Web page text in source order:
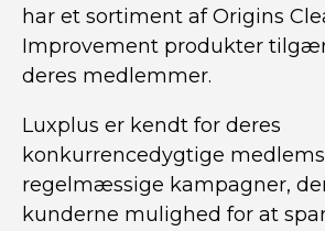
har et sortiment af Origins
Improvement produkter
deres medlemmer.
Luxplus er kendt for deres
konkurrencedygtige
regelmæssige kampagner,
kunderne mulighed for at